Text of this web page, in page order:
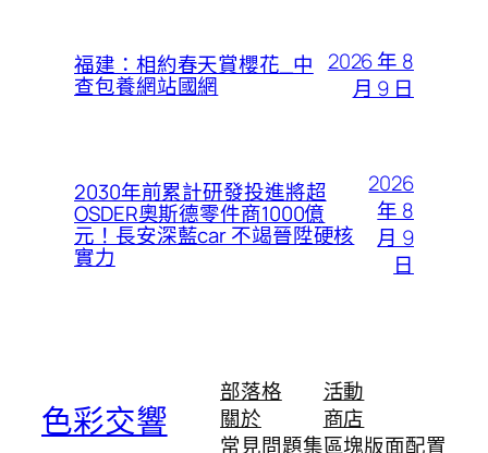
福建：相約春天賞櫻花_中
查包養網站國網
2026 年 8
月 9 日
2030年前累計研發投進將超
OSDER奧斯德零件商1000億
元！長安深藍car 不竭晉陞硬核
實力
2026
年 8
月 9
日
色彩交響
部落格
關於
常見問題集
活動
商店
區塊版面配置